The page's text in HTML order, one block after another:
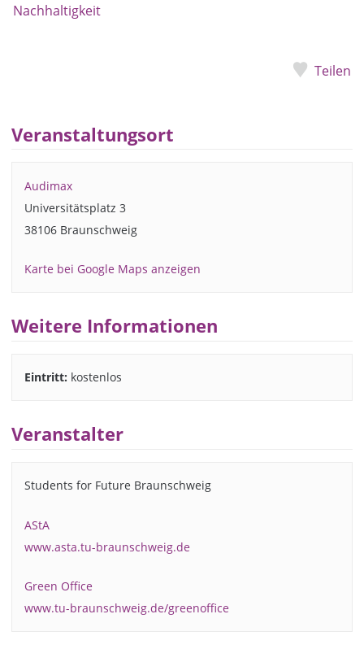
Nachhaltigkeit
Teilen
Veranstaltungsort
Audimax
Universitätsplatz 3
38106 Braunschweig
Karte bei Google Maps anzeigen
Weitere Informationen
Eintritt: kostenlos
Veranstalter
Students for Future Braunschweig
AStA
www.asta.tu-braunschweig.de
Green Office
www.tu-braunschweig.de/greenoffice